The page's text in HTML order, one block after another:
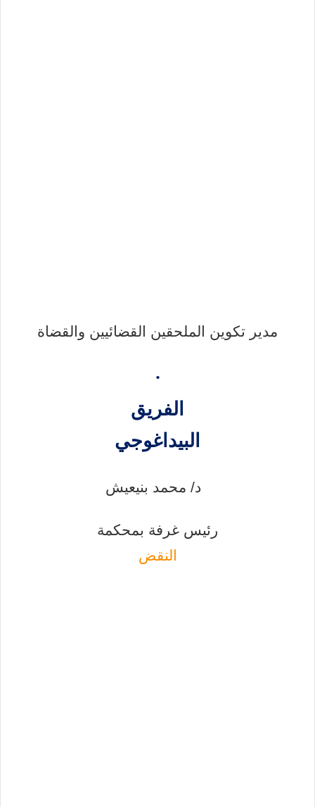
مدير تكوين الملحقين القضائيين والقضاة
·
الفريق
البيداغوجي
د/ محمد بنيعيش
رئيس غرفة بمحكمة
النقض